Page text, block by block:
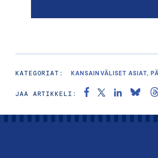
KATEGORIAT: KANSAINVÄLISET ASIAT,
JAA ARTIKKELI: